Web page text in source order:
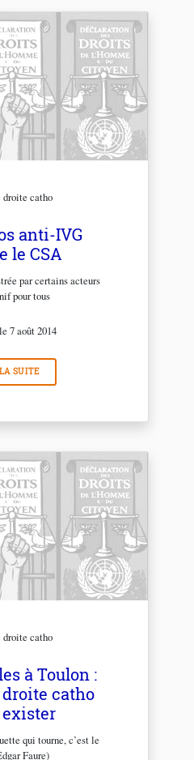
droite catho
anti-IVG
le CSA
par certains acteurs
pour tous
7 août 2014
SUITE
droite catho
à Toulon :
droite catho
qui tourne, c’est le
Faure)